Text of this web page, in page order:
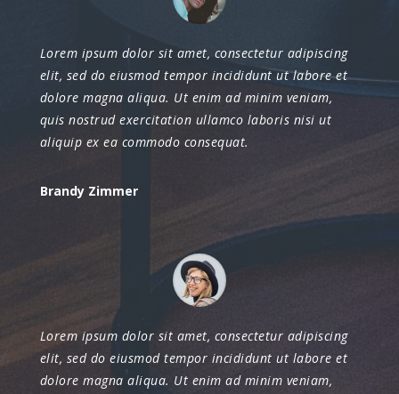
Lorem ipsum dolor sit amet, consectetur adipiscing
elit, sed do eiusmod tempor incididunt ut labore et
dolore magna aliqua. Ut enim ad minim veniam,
quis nostrud exercitation ullamco laboris nisi ut
aliquip ex ea commodo consequat.
Brandy Zimmer
Lorem ipsum dolor sit amet, consectetur adipiscing
elit, sed do eiusmod tempor incididunt ut labore et
dolore magna aliqua. Ut enim ad minim veniam,